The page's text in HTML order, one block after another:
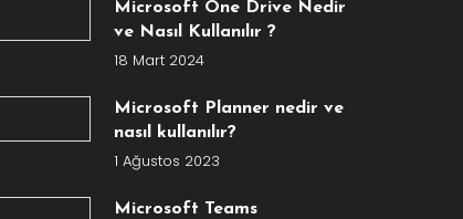
Microsoft One Drive Nedir
ve Nasıl Kullanılır ?
18 Mart 2024
Microsoft Planner nedir ve
nasıl kullanılır?
1 Ağustos 2023
Microsoft Teams